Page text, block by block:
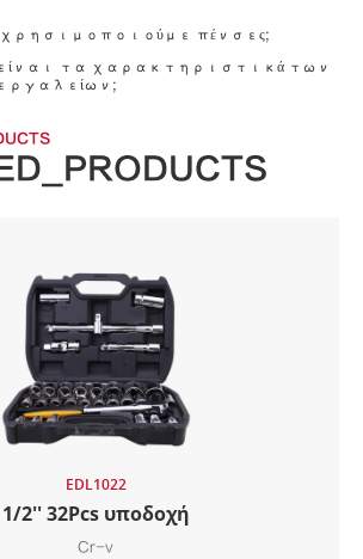
χρησιμοποιούμε πένσες;
τα χαρακτηριστικά των
EDL1022
1/2'' 32Pcs υποδοχή
Cr-v